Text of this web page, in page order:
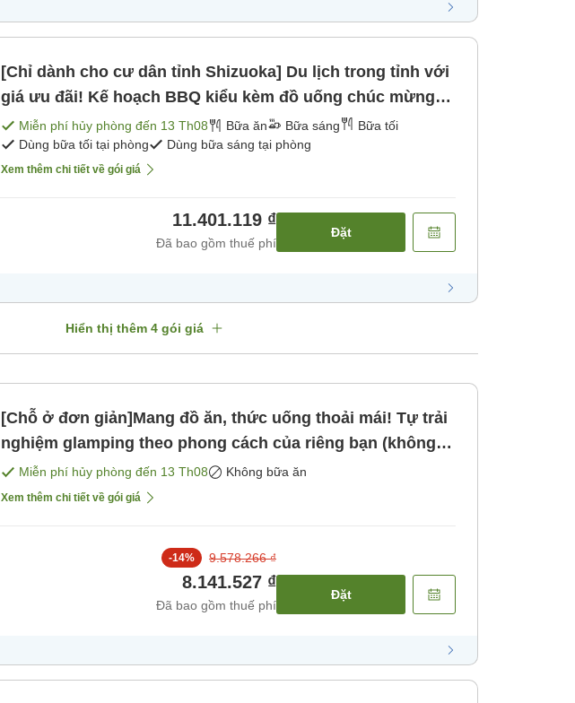
[Chỉ dành cho cư dân tỉnh Shizuoka] Du lịch trong tỉnh với
giá ưu đãi! Kế hoạch BBQ kiểu kèm đồ uống chúc mừng
(bao gồm bữa sáng và bữa tối) [Bữa sáng] [Bữa tối]
Miễn phí hủy phòng đến 13 Th08 Bữa ăn Bữa sáng
Bữa tối
Dùng bữa tối tại phòng
Dùng bữa sáng tại phòng
Xem thêm chi tiết về gói giá
11.401.119 ₫
Đã bao gồm thuế phí
Đặt
Hiển thị thêm 4 gói giá
[Chỗ ở đơn giản]Mang đồ ăn, thức uống thoải mái! Tự trải
nghiệm glamping theo phong cách của riêng bạn (không
bao gồm bữa ăn). [Không bao gồm bữa ăn]
Miễn phí hủy phòng đến 13 Th08 Không bữa ăn
Xem thêm chi tiết về gói giá
-14% 9.578.266 ₫
8.141.527 ₫
Đã bao gồm thuế phí
Đặt